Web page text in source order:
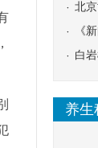
北
协同
《
医
白
养生